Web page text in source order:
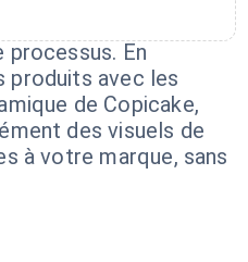
En
produits avec les
de Copicake,
des visuels de
à votre marque, sans